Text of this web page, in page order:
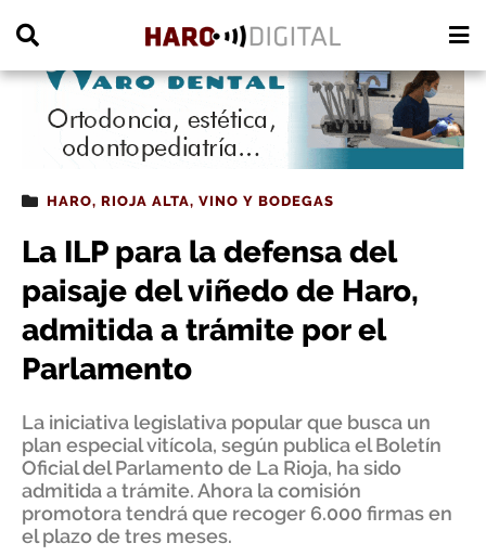
HARO, RIOJA ALTA, VINO Y BODEGAS
La ILP para la defensa del
paisaje del viñedo de Haro,
admitida a trámite por el
Parlamento
La iniciativa legislativa popular que busca un
plan especial vitícola, según publica el Boletín
Oficial del Parlamento de La Rioja, ha sido
admitida a trámite. Ahora la comisión
promotora tendrá que recoger 6.000 firmas en
el plazo de tres meses.